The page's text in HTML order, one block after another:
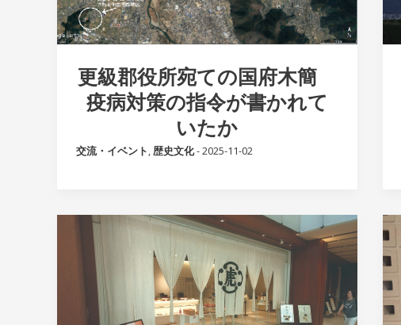
更級郡役所宛ての国府木簡
疫病対策の指令が書かれて
いたか
交流・イベント,歴史文化-2025-11-02